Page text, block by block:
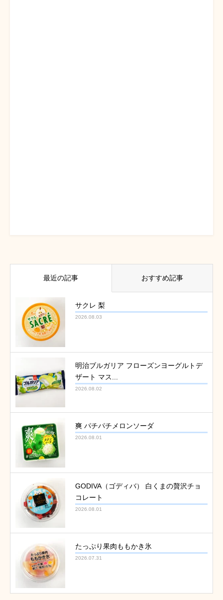
最近の記事 おすすめ記事
サクレ 梨
2026.08.03
明治ブルガリア フローズンヨーグルトデ
ザート マス...
2026.08.02
爽 パチパチメロンソーダ
2026.08.01
GODIVA（ゴディバ） 白くまの贅沢チョ
コレート
2026.08.01
たっぷり果肉ももかき氷
2026.07.31